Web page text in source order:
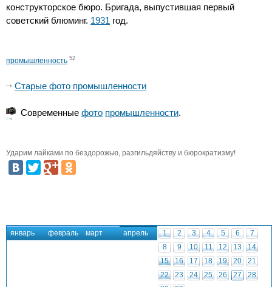
конструкторское бюро. Бригада, выпустившая первый
советский блюминг. 1931 год.
промышленность 52
Старые фото промышленности
Современные фото промышленности.
Ударим лайками по бездорожью, разгильдяйству и бюрократизму!
январь февраль март апрель 1 2 3 4 5 6
7
8
9 10 11 12 13
14
15
16 17 18 19 20
21
22
23 24 25 26 27
28